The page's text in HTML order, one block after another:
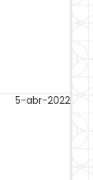
5-abr-2022